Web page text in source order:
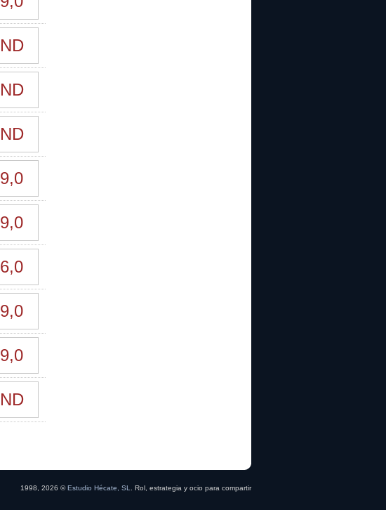
ND
ND
ND
9,0
9,0
6,0
9,0
9,0
ND
1998, 2026 ©Estudio Hécate, SL . Rol, estrategia y ocio para compartir